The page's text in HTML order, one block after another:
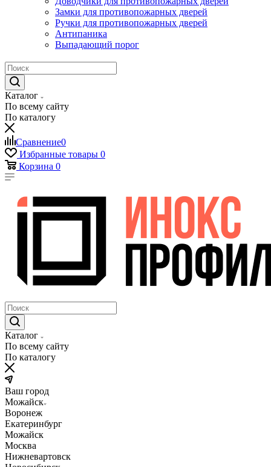
Замки для противопожарных дверей
Ручки для противопожарных дверей
Антипаника
Выпадающий порог
Каталог
По всему сайту
По каталогу
Сравнение0
Избранные товары 0
Корзина 0
Каталог
По всему сайту
По каталогу
Ваш город
Можайск
Воронеж
Екатеринбург
Можайск
Москва
Нижневартовск